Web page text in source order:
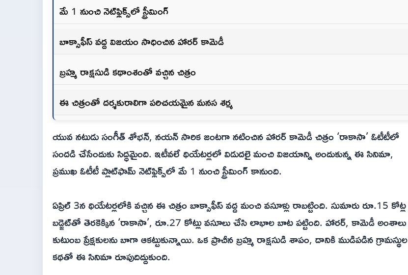
మే 1 నుంచి నెట్‌ఫ్లిక్స్‌లో స్ట్రీమింగ్
బాక్సాఫీస్ వద్ద విజయం సాధించిన హారర్ కామెడీ
బ్రహ్మ రాక్షసుడి కథాంశంతో వచ్చిన చిత్రం
ఈ చిత్రంతో దర్శకురాలిగా పరిచయమైన మనస శర్మ
యువ నటుడు సంగీత్ శోభన్, నయన్ సారిక జంటగా నటించిన హారర్ కామెడీ చిత్రం ‘రాకాసా’ ఓటీటీలో
సందడి చేసేందుకు సిద్ధమైంది. ఇటీవలే థియేటర్లలో విడుదలై మంచి విజయాన్ని అందుకున్న ఈ సినిమా,
ప్రముఖ ఓటీటీ ప్లాట్‌ఫామ్ నెట్‌ఫ్లిక్స్‌లో మే 1 నుంచి స్ట్రీమింగ్ కానుంది.
ఏప్రిల్ 3న థియేటర్లలోకి వచ్చిన ఈ చిత్రం బాక్సాఫీస్ వద్ద మంచి వసూళ్లు రాబట్టింది. సుమారు రూ.15 కోట్ల
బడ్జెట్‌తో తెరకెక్కిన ‘రాకాసా’, రూ.27 కోట్లు వసూలు చేసి లాభాల బాట పట్టింది. హారర్, కామెడీ అంశాలు
కుటుంబ ప్రేక్షకులను బాగా ఆకట్టుకున్నాయి. ఒక ప్రాచీన బ్రహ్మ రాక్షసుడి శాపం, దానికి ముడిపడిన గ్రామస్థుల
కథతో ఈ సినిమా రూపుదిద్దుకుంది.